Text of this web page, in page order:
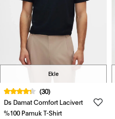
Ekle
(30)
Ds Damat Comfort Lacivert
%100 Pamuk T-Shirt